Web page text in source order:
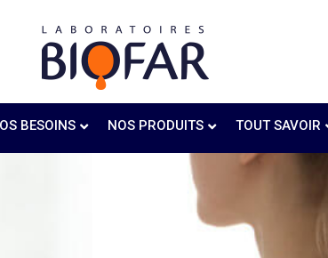
BESOINS NOS PRODUITS TOUT SAVOIR